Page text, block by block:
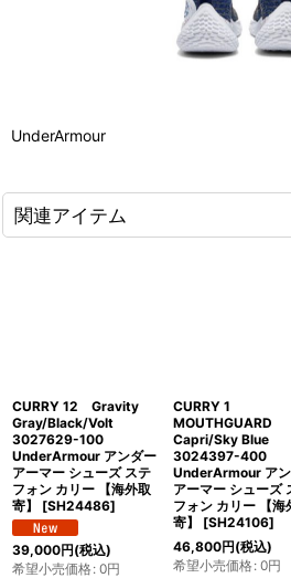
UnderArmour
関連アイテム
CURRY 12 Gravity
Gray/Black/Volt
3027629-100
UnderArmour アンダー
アーマー シューズ ステ
フォン カリー 【海外取
寄】
[SH24486]
39,000円(税込)
希望小売価格: 0円
CURRY 1
MOUTHGUARD
Capri/Sky Blue
3024397-400
UnderArmour ア
アーマー シューズ
フォン カリー 【海
寄】
[SH24106]
46,800円(税込)
希望小売価格: 0円